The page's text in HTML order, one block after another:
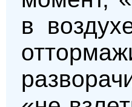
в